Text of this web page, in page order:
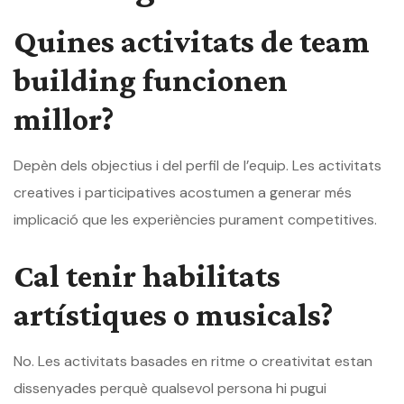
Quines activitats de team
building funcionen
millor?
Depèn dels objectius i del perfil de l’equip. Les activitats
creatives i participatives acostumen a generar més
implicació que les experiències purament competitives.
Cal tenir habilitats
artístiques o musicals?
No. Les activitats basades en ritme o creativitat estan
dissenyades perquè qualsevol persona hi pugui